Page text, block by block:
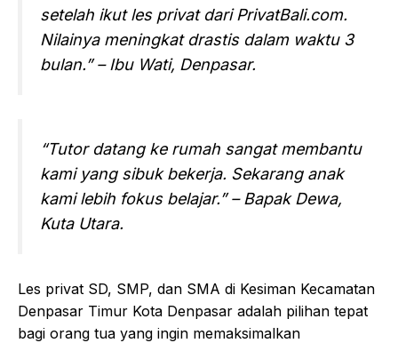
setelah ikut les privat dari PrivatBali.com.
Nilainya meningkat drastis dalam waktu 3
bulan.”– Ibu Wati, Denpasar.
“Tutor datang ke rumah sangat membantu
kami yang sibuk bekerja. Sekarang anak
kami lebih fokus belajar.”– Bapak Dewa,
Kuta Utara.
Les privat SD, SMP, dan SMA di Kesiman Kecamatan
Denpasar Timur Kota Denpasar adalah pilihan tepat
bagi orang tua yang ingin memaksimalkan